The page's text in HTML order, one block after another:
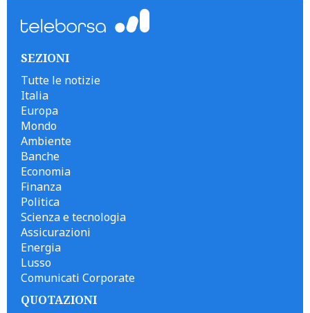
SEZIONI
Tutte le notizie
Italia
Europa
Mondo
Ambiente
Banche
Economia
Finanza
Politica
Scienza e tecnologia
Assicurazioni
Energia
Lusso
Comunicati Corporate
QUOTAZIONI